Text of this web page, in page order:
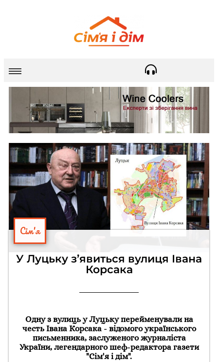
Сім'я
У Луцьку з’явиться вулиця Івана
Корсака
Одну з вулиць у Луцьку перейменували на
честь Івана Корсака - відомого українського
письменника, заслуженого журналіста
України, легендарного шеф-редактора газети
"Сім'я і дім".